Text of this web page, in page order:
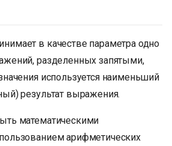
в качестве параметра одно
разделенных запятыми,
используется наименьший
результат выражения.
математическими
арифметических